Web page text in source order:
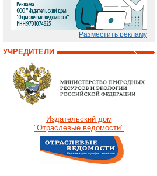
Разместить рекламу
УЧРЕДИТЕЛИ
Издательский дом
"Отраслевые ведомости"